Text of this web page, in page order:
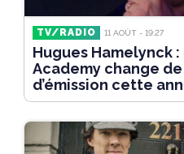
TV/RADIO 11 AOÛT - 19:27
Hugues Hamelynck
Academy change
d’émission cette